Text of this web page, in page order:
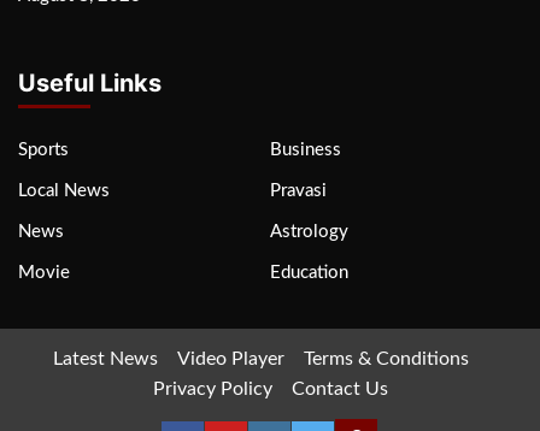
Useful Links
Sports Business
Local News Pravasi
News Astrology
Movie Education
Latest News Video Player
Terms & Conditions
Privacy Policy
Contact Us